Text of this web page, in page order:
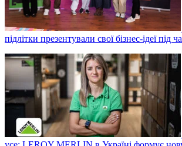
підлітки презентували свої бізнес-ідеї під